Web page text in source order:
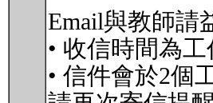
Email與教師請
• 收信時間為
• 信件會於2個